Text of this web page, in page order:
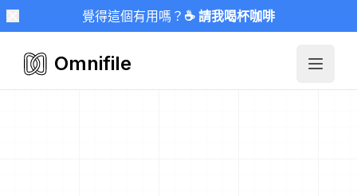
覺得這個有用嗎？ ☕ 請我喝杯咖啡
Omnifile